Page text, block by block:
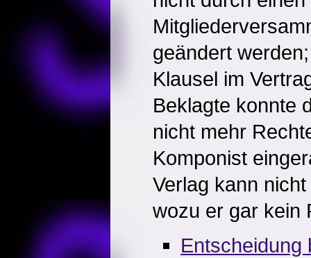
geändert
Klausel im
Beklagte konnte
nicht mehr
Komponist
Verlag kann
wozu er gar kein
Entscheidung